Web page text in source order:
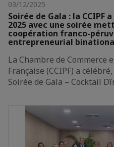
03/12/2025
Soirée de Gala : la CCIPF
2025 avec une soirée
coopération franco-
entrepreneurial
La Chambre de Commerce
Française (CCIPF) a
Soirée de Gala – Cocktail